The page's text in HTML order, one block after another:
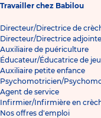
Travailler chez Babilou
Directeur/Directrice de
Directeur/Directrice
Auxiliaire de puériculture
Éducateur/Éducatrice de
Auxiliaire petite enfance
Psychomotricien/
Agent de service
Infirmier/Infirmière en
Nos offres d'emploi